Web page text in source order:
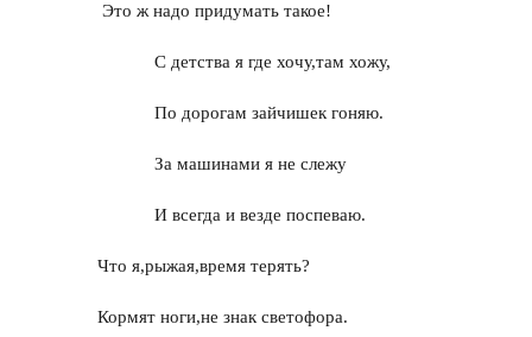
Это ж надо придумать такое!
С детства я где хочу,там хожу,
По дорогам зайчишек гоняю.
За машинами я не слежу
И всегда и везде поспеваю.
Что я,рыжая,время терять?
Кормят ноги,не знак светофора.